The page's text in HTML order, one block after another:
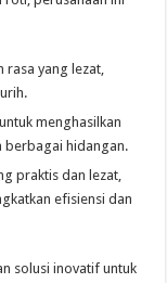
rasa yang lezat,
menghasilkan
berbagai hidangan.
praktis dan lezat,
efisiensi dan
solusi inovatif untuk